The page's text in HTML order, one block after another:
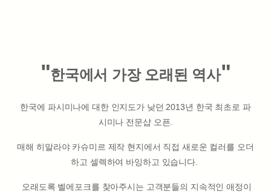
"한국에서 가장 오래된 역사"
한국에 파시미나에 대한 인지도가 낮던 2013년 한국 최초로 파
시미나 전문샵 오픈.
매해 히말라야 카슈미르 제작 현지에서 직접 새로운 컬러를 오더
하고 셀렉하여 바잉하고 있습니다.
오래도록 벨에포크를 찾아주시는 고객분들의 지속적인 애정이